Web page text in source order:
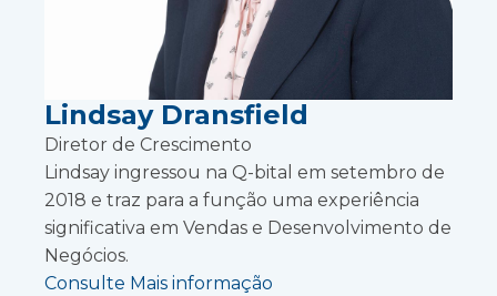
Lindsay Dransfield
Diretor de Crescimento
Lindsay ingressou na Q-bital em setembro de
2018 e traz para a função uma experiência
significativa em Vendas e Desenvolvimento de
Negócios.
Consulte Mais informação